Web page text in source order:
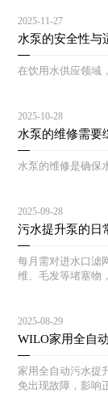
2025-11-27
水泵的安全性与
在饮用水供应领域
2025-10-28
水泵的维修需要
水泵的维修是确保
2025-09-28
污水提升泵的日
每月需对进水口滤
维、毛发等堵塞物
2025-08-29
WILO家用全自
家用全自动污水提
免出现故障，影响